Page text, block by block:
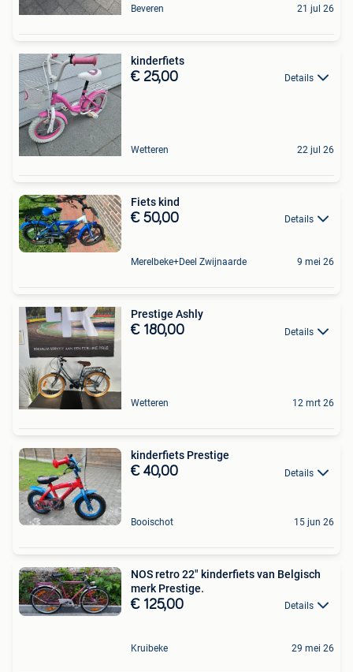
Beveren 21 jul 26
kinderfiets
€ 25,00 Details
Wetteren 22 jul 26
Fiets kind
€ 50,00 Details
Merelbeke+Deel Zwijnaarde 9 mei 26
Prestige Ashly
€ 180,00 Details
Wetteren 12 mrt 26
kinderfiets Prestige
€ 40,00 Details
Booischot 15 jun 26
NOS retro 22" kinderfiets van Belgisch
merk Prestige.
€ 125,00 Details
Kruibeke 29 mei 26